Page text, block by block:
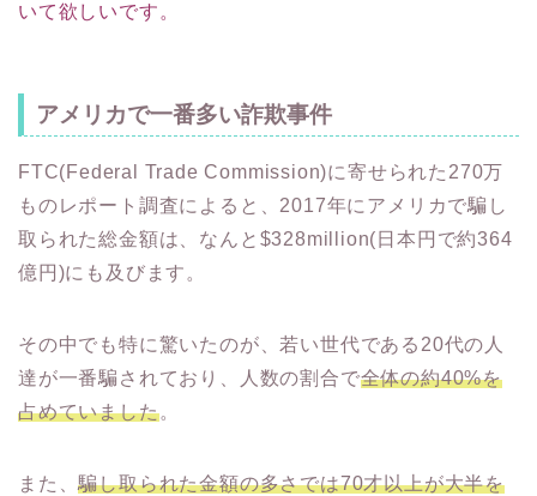
いて欲しいです。
アメリカで一番多い詐欺事件
FTC(Federal Trade Commission)に寄せられた270万
ものレポート調査によると、2017年にアメリカで騙し
取られた総金額は、なんと$328million(日本円で約364
億円)にも及びます。
その中でも特に驚いたのが、若い世代である20代の人
達が一番騙されており、人数の割合で全体の約40%を
占めていました。
また、騙し取られた金額の多さでは70才以上が大半を